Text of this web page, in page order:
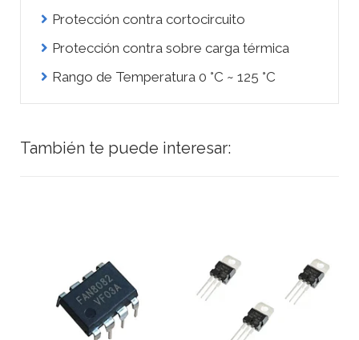
Protección contra cortocircuito
Protección contra sobre carga térmica
Rango de Temperatura 0 °C ~ 125 °C
También te puede interesar: